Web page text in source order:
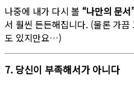
나중에 내가 다시 볼 “나만의 문서
서 훨씬 든든해집니다. (물론 가끔
도 있지만요…)
7. 당신이 부족해서가 아니다